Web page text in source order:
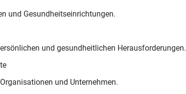
und Gesundheitseinrichtungen.
und gesundheitlichen Herausforderungen.
und Unternehmen.